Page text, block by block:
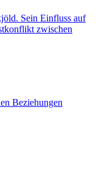
Beziehungen